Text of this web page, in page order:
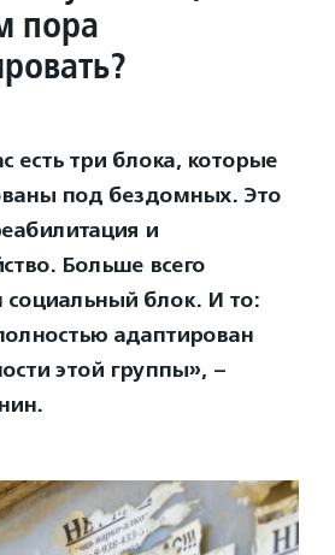
пора
есть три блока, которые
под бездомных. Это
и
Больше всего
социальный блок. И то:
адаптирован
этой группы», –